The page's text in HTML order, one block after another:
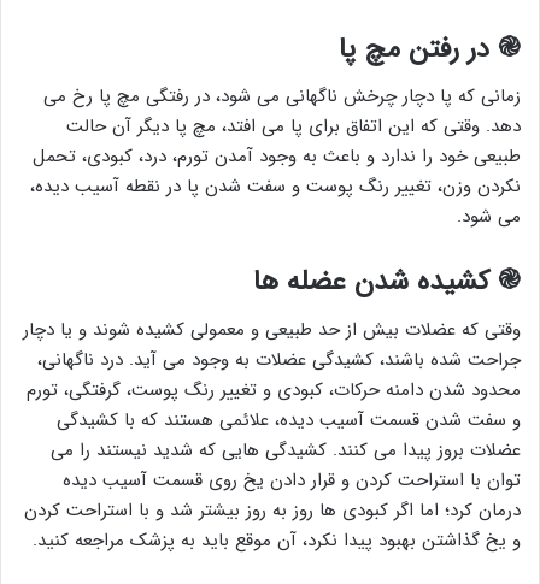
֎ در رفتن مچ پا
زمانی که پا دچار چرخش ناگهانی می شود، در رفتگی مچ پا رخ می
دهد. وقتی که این اتفاق برای پا می افتد، مچ پا دیگر آن حالت
طبیعی خود را ندارد و باعث به وجود آمدن تورم، درد، کبودی، تحمل
نکردن وزن، تغییر رنگ پوست و سفت شدن پا در نقطه آسیب دیده،
می شود.
֎کشیده شدن عضله ها
وقتی که عضلات بیش از حد طبیعی و معمولی کشیده شوند و یا دچار
جراحت شده باشند، کشیدگی عضلات به وجود می آید. درد ناگهانی،
محدود شدن دامنه حرکات، کبودی و تغییر رنگ پوست، گرفتگی، تورم
و سفت شدن قسمت آسیب دیده، علائمی هستند که با کشیدگی
عضلات بروز پیدا می کنند. کشیدگی هایی که شدید نیستند را می
توان با استراحت کردن و قرار دادن یخ روی قسمت آسیب دیده
درمان کرد؛ اما اگر کبودی ها روز به روز بیشتر شد و با استراحت کردن
و یخ گذاشتن بهبود پیدا نکرد، آن موقع باید به پزشک مراجعه کنید.